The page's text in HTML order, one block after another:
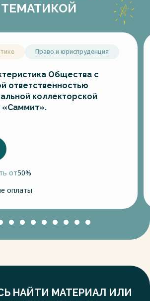
ТЕМАТИКОЙ
Право и юриспруденция
Общества с
ответственностью
коллекторской
«Саммит».
от50%
оплаты
НАЙТИ МАТЕРИАЛ ИЛИ